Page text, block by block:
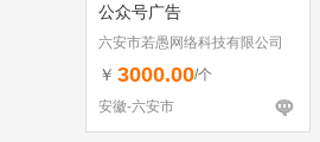
公众号广告
六安市若愚网络科技有限公司
￥ 3000.00/个
安徽-六安市